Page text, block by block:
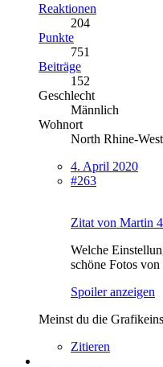
Reaktionen
204
Punkte
751
Beiträge
152
Geschlecht
Männlich
Wohnort
North Rhine-
4. April 2020
#263
Zitat von Martin
Welche
schöne Fotos
Spoiler anzeigen
Meinst du die
Zitieren